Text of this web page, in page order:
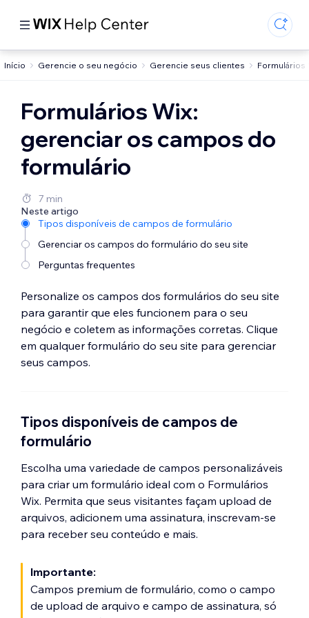
Início Gerencie o seu negócio Gerencie seus clientes Formulários
Formulários Wix:
gerenciar os campos do
formulário
7 min
Neste artigo
Tipos disponíveis de campos de formulário
Gerenciar os campos do formulário do seu site
Perguntas frequentes
Personalize os campos dos formulários do seu site
para garantir que eles funcionem para o seu
negócio e coletem as informações corretas. Clique
em qualquer formulário do seu site para gerenciar
seus campos.
Tipos disponíveis de campos de
formulário
Escolha uma variedade de campos personalizáveis
para criar um formulário ideal com o Formulários
Wix. Permita que seus visitantes façam upload de
arquivos, adicionem uma assinatura, inscrevam-se
para receber seu conteúdo e mais.
Importante:
Campos premium de formulário, como o campo
de upload de arquivo e campo de assinatura, só